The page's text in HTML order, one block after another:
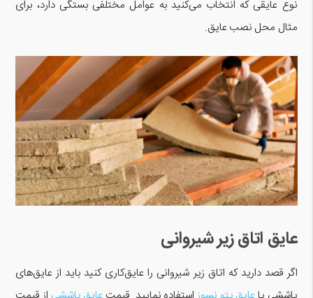
نوع عایقی که انتخاب می‌کنید به عوامل مختلفی بستگی دارد، برای
مثال محل نصب عایق.
عایق اتاق زیر شیروانی
اگر قصد دارید که اتاق زیر شیروانی را عایق‌کاری کنید باید از عایق‌های